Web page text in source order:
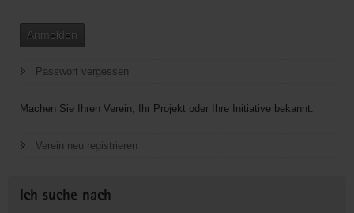
Anmelden
Passwort vergessen
Machen Sie Ihren Verein, Ihr Projekt oder Ihre Initiative bekannt.
Verein neu registrieren
Ich suche nach